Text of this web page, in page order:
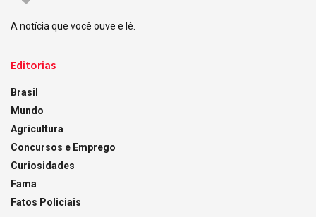
A notícia que você ouve e lê.
Editorias
Brasil
Mundo
Agricultura
Concursos e Emprego
Curiosidades
Fama
Fatos Policiais